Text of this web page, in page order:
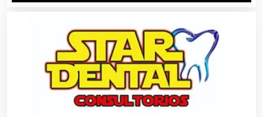
Artículos Publicitarios
Aseguradoras